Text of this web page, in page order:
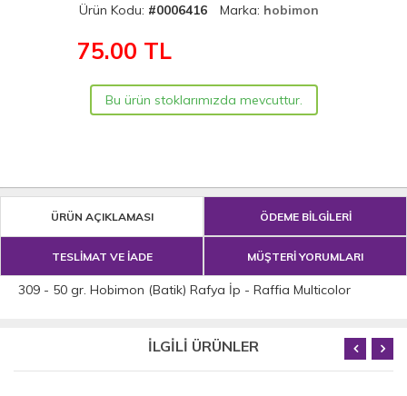
Ürün Kodu: #0006416 Marka: hobimon
75.00 TL
Bu ürün stoklarımızda mevcuttur.
ÜRÜN AÇIKLAMASI ÖDEME BİLGİLERİ
TESLİMAT VE İADE MÜŞTERİ YORUMLARI
309 - 50 gr. Hobimon (Batik) Rafya İp - Raffia Multicolor
İLGİLİ ÜRÜNLER